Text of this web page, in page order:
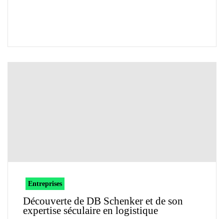
Entreprises
Découverte de DB Schenker et de son
expertise séculaire en logistique